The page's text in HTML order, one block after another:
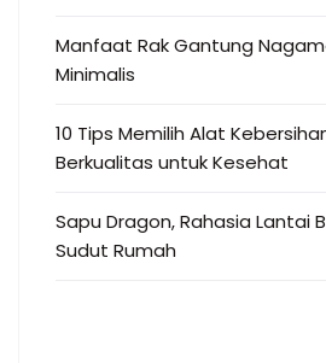
Manfaat Rak Gantung
Minimalis
10 Tips Memilih Alat
Berkualitas untuk Kesehat
Sapu Dragon, Rahasia Lantai
Sudut Rumah